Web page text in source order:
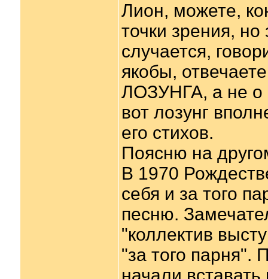
Лион, можете,
точки зрения, но
случается,
якобы,
ЛОЗУНГА, а не о
вот лозунг
его стихов.
Поясню на
В 1970
себя и за того
песню.
"коллектив
"за того парня".